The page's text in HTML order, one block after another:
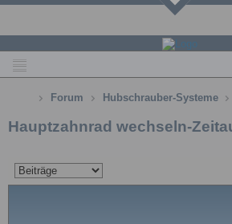
Forum Hubschrauber-Systeme
Hauptzahnrad wechseln-